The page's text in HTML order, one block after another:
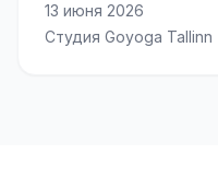
13 июня 2026
Студия Goyoga Tallinn